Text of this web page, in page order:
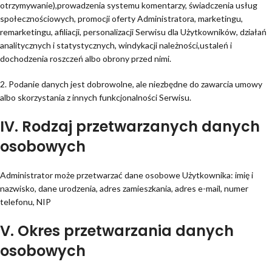
otrzymywanie),prowadzenia systemu komentarzy, świadczenia usług
społecznościowych, promocji oferty Administratora, marketingu,
remarketingu, afiliacji, personalizacji Serwisu dla Użytkowników, działań
analitycznych i statystycznych, windykacji należności,ustaleń i
dochodzenia roszczeń albo obrony przed nimi.
2. Podanie danych jest dobrowolne, ale niezbędne do zawarcia umowy
albo skorzystania z innych funkcjonalności Serwisu.
IV. Rodzaj przetwarzanych danych
osobowych
Administrator może przetwarzać dane osobowe Użytkownika: imię i
nazwisko, dane urodzenia, adres zamieszkania, adres e-mail, numer
telefonu, NIP
V. Okres przetwarzania danych
osobowych